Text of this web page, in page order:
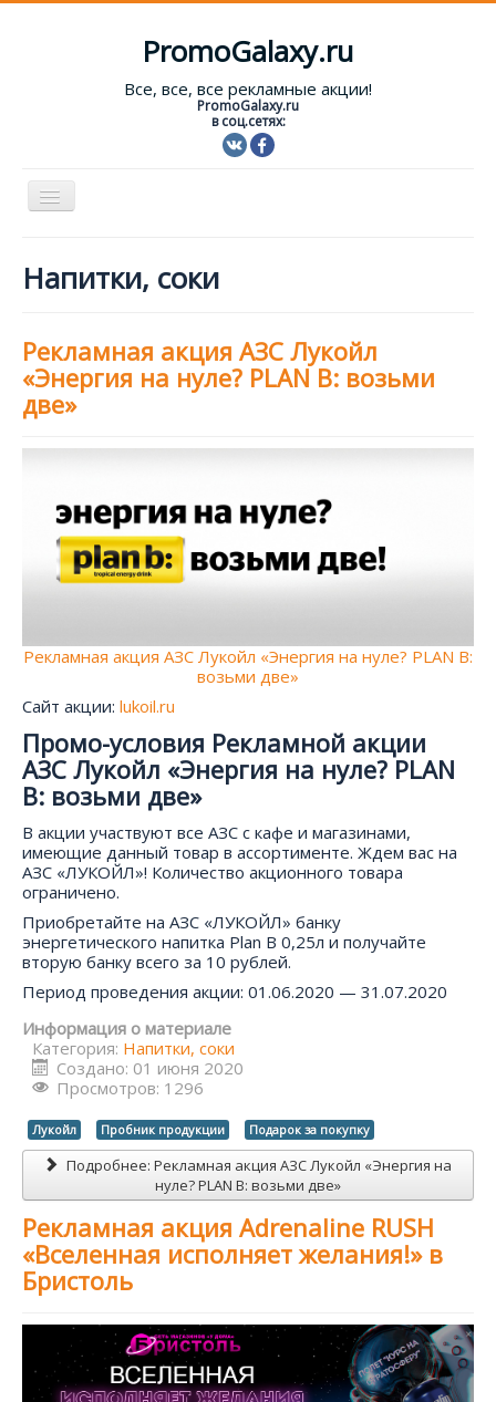
PromoGalaxy.ru
Все, все, все рекламные акции!
PromoGalaxy.ru
в соц.сетях:
Включить/
Текущие акции
Форум
Помощь
Напитки, соки
Рекламная акция АЗС Лукойл
«Энергия на нуле? PLAN B: возьми
две»
Рекламная акция АЗС Лукойл «Энергия на нуле? PLAN B:
возьми две»
Сайт акции: lukoil.ru
Промо-условия Рекламной акции
АЗС Лукойл «Энергия на нуле? PLAN
B: возьми две»
В акции участвуют все АЗС с кафе и магазинами,
имеющие данный товар в ассортименте. Ждем вас на
АЗС «ЛУКОЙЛ»! Количество акционного товара
ограничено.
Приобретайте на АЗС «ЛУКОЙЛ» банку
энергетического напитка Plan B 0,25л и получайте
вторую банку всего за 10 рублей.
Период проведения акции: 01.06.2020 — 31.07.2020
Информация о материале
Категория: Напитки, соки
Создано: 01 июня 2020
Просмотров: 1296
Лукойл Пробник продукции Подарок за покупку
Подробнее: Рекламная акция АЗС Лукойл «Энергия на
нуле? PLAN B: возьми две»
Рекламная акция Adrenaline RUSH
«Вселенная исполняет желания!» в
Бристоль